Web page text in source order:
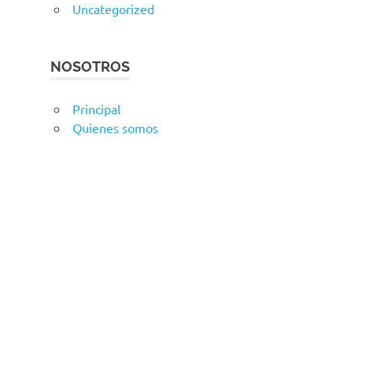
Uncategorized
NOSOTROS
Principal
Quienes somos